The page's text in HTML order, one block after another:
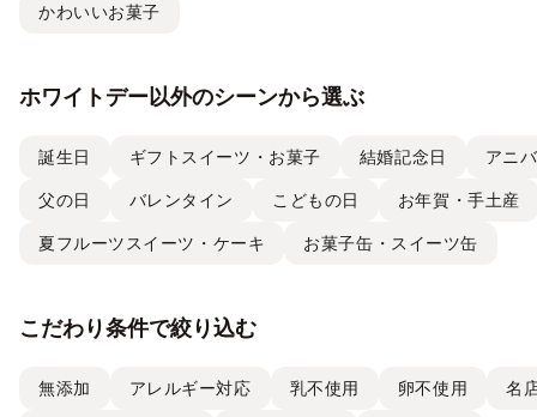
かわいいお菓子
ホワイトデー以外のシーンから選ぶ
誕生日 ギフトスイーツ・お菓子 結婚記念日 アニ
父の日 バレンタイン こどもの日 お年賀・手土産
夏フルーツスイーツ・ケーキ お菓子缶・スイーツ缶
こだわり条件で絞り込む
無添加 アレルギー対応 乳不使用 卵不使用 名